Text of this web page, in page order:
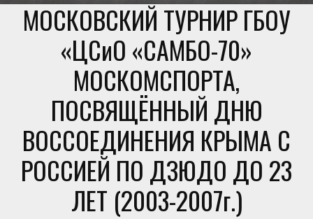
МОСКОВСКИЙ ТУРНИР ГБОУ
«ЦСиО «САМБО-70»
МОСКОМСПОРТА,
ПОСВЯЩЁННЫЙ ДНЮ
ВОССОЕДИНЕНИЯ КРЫМА С
РОССИЕЙ ПО ДЗЮДО ДО 23
ЛЕТ (2003-2007г.)